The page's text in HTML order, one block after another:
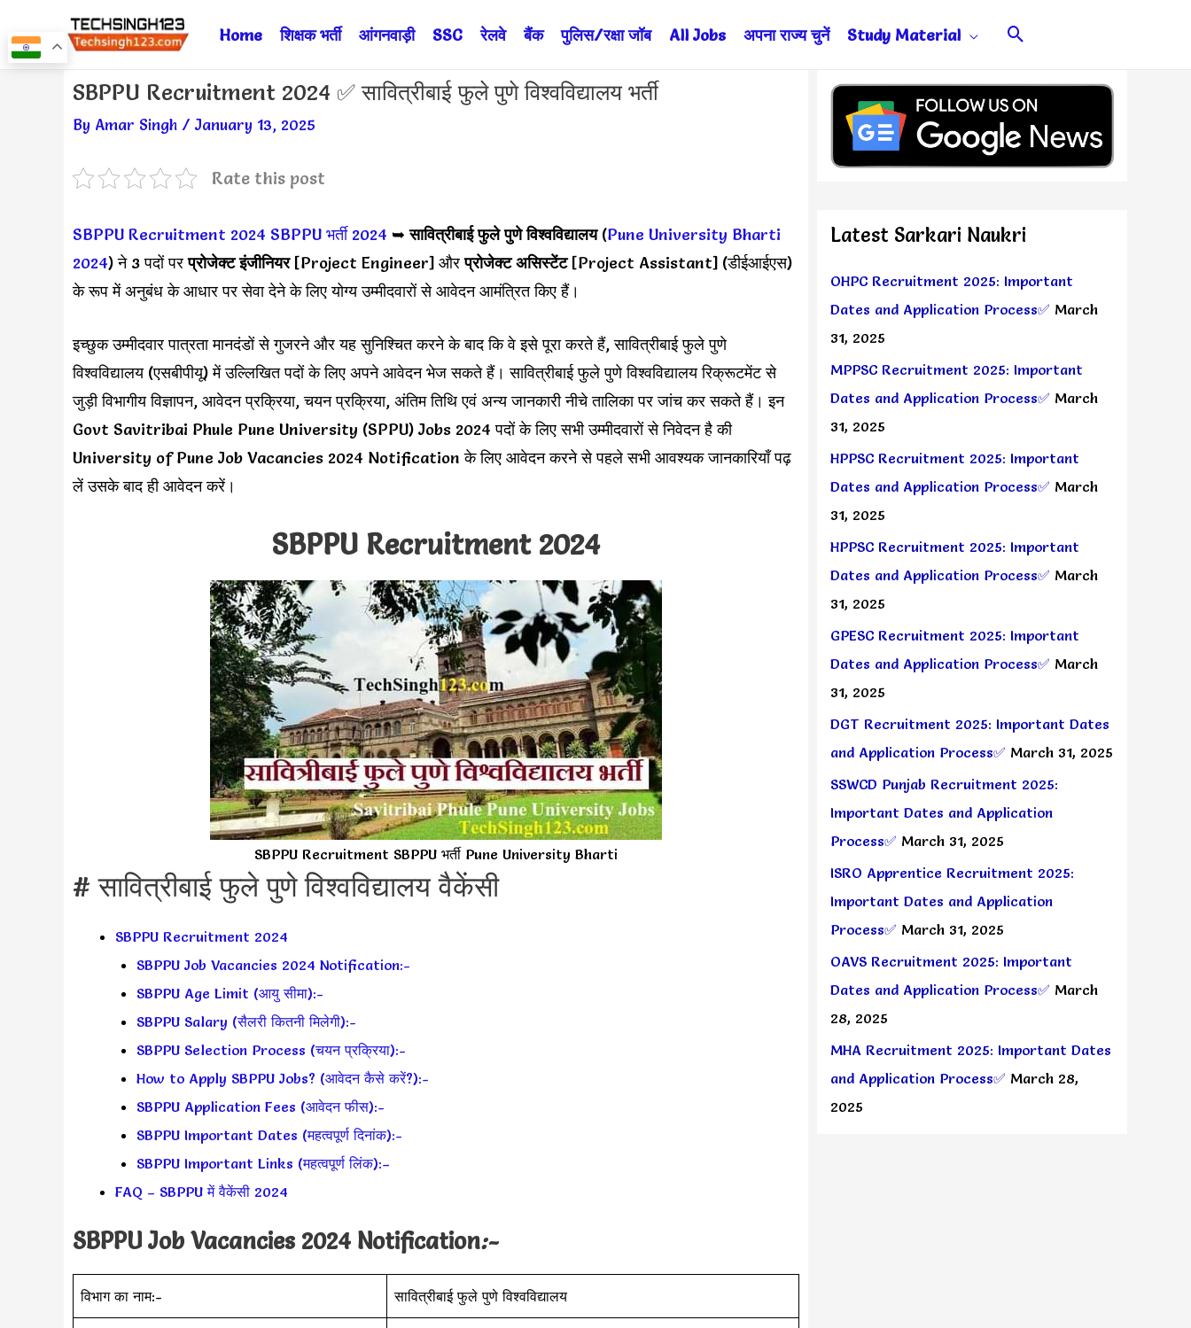
to
Home शिक्षक भर्ती आंगनवाड़ी SSC रेलवे बैंक पुलिस/रक्षा जॉब All Jobs अपना राज्य चुनें Study Material Search
SBPPU Recruitment 2024 ✅ सावित्रीबाई फुले पुणे विश्वविद्यालय भर्ती
By Amar Singh / January 13, 2025
Rate this post
SBPPU Recruitment 2024 SBPPU भर्ती 2024 ➥सावित्रीबाई फुले पुणे विश्वविद्यालय(Pune University Bharti
2024) ने 3 पदों परप्रोजेक्ट इंजीनियर [Project Engineer] औरप्रोजेक्ट असिस्टेंट[Project Assistant] (डीईआईएस)
के रूप में अनुबंध के आधार पर सेवा देने के लिए योग्य उम्मीदवारों से आवेदन आमंत्रित किए हैं।
इच्छुक उम्मीदवार पात्रता मानदंडों से गुजरने और यह सुनिश्चित करने के बाद कि वे इसे पूरा करते हैं, सावित्रीबाई फुले पुणे
विश्वविद्यालय (एसबीपीयू) में उल्लिखित पदों के लिए अपने आवेदन भेज सकते हैं। सावित्रीबाई फुले पुणे विश्वविद्यालय रिक्रूटमेंट से
जुड़ी विभागीय विज्ञापन, आवेदन प्रक्रिया, चयन प्रक्रिया, अंतिम तिथि एवं अन्य जानकारी नीचे तालिका पर जांच कर सकते हैं। इन
Govt Savitribai Phule Pune University (SPPU) Jobs 2024 पदों के लिए सभी उम्मीदवारों से निवेदन है की
University of Pune Job Vacancies 2024 Notification के लिए आवेदन करने से पहले सभी आवश्यक जानकारियाँ पढ़
लें उसके बाद ही आवेदन करें।
SBPPU Recruitment 2024
SBPPU Recruitment SBPPU भर्ती Pune University Bharti
# सावित्रीबाई फुले पुणे विश्वविद्यालय वैकेंसी
SBPPU Recruitment 2024
SBPPU Job Vacancies 2024 Notification:-
SBPPU Age Limit (आयु सीमा):-
SBPPU Salary (सैलरी कितनी मिलेगी):-
SBPPU Selection Process (चयन प्रक्रिया):-
How to Apply SBPPU Jobs? (आवेदन कैसे करें?):-
SBPPU Application Fees (आवेदन फीस):-
SBPPU Important Dates (महत्वपूर्ण दिनांक):-
SBPPU Important Links (महत्वपूर्ण लिंक):–
FAQ – SBPPU में वैकेंसी 2024
SBPPU Job Vacancies 2024 Notification:-
विभाग का नाम:- सावित्रीबाई फुले पुणे विश्वविद्यालय
Post
Latest Sarkari Naukri
OHPC Recruitment 2025: Important
Dates and Application Process✅ March
31, 2025
MPPSC Recruitment 2025: Important
Dates and Application Process✅ March
31, 2025
HPPSC Recruitment 2025: Important
Dates and Application Process✅ March
31, 2025
HPPSC Recruitment 2025: Important
Dates and Application Process✅ March
31, 2025
GPESC Recruitment 2025: Important
Dates and Application Process✅ March
31, 2025
DGT Recruitment 2025: Important Dates
and Application Process✅ March 31, 2025
SSWCD Punjab Recruitment 2025:
Important Dates and Application
Process✅ March 31, 2025
ISRO Apprentice Recruitment 2025:
Important Dates and Application
Process✅ March 31, 2025
OAVS Recruitment 2025: Important
Dates and Application Process✅ March
28, 2025
MHA Recruitment 2025: Important Dates
and Application Process✅ March 28,
2025